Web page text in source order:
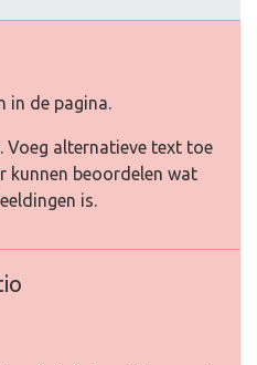
in de pagina.
alternatieve text toe
kunnen beoordelen wat
is.